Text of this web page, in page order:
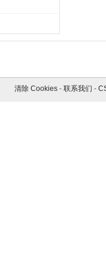
清除 Cookies- 联系我们 -